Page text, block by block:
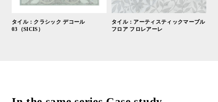
タイル：クラシック デコール
03（SICIS）
タイル：アーティスティックマーブル
フロア フロレアーレ